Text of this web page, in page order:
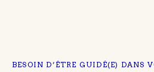
BESOIN D’ÊTRE GUIDÉ(E) DANS